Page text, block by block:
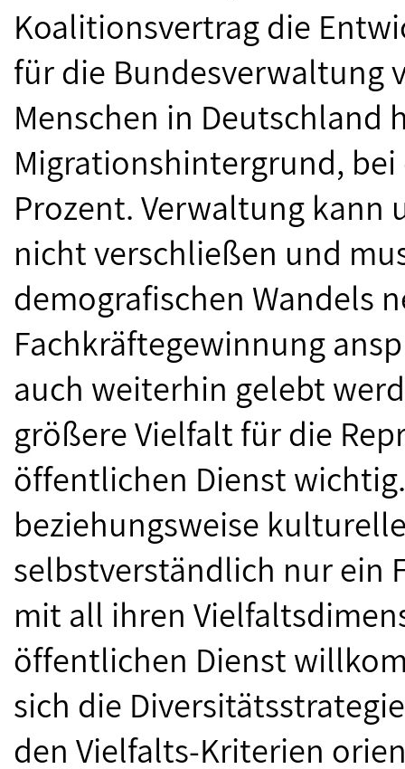
Koalitionsvertrag die
für die Bundesverwaltung
Menschen in Deutschland
Migrationshintergrund,
Prozent. Verwaltung kann
nicht verschließen und
demografischen Wandels
Fachkräftegewinnung
auch weiterhin gelebt
größere Vielfalt für die
öffentlichen Dienst
beziehungsweise
selbstverständlich nur ein
mit all ihren
öffentlichen Dienst
sich die
den Vielfalts-Kriterien